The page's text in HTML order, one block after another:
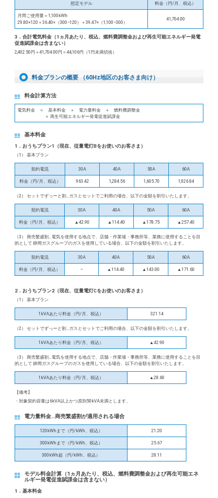
想定モデル 料金（円/月、税込）
月間ご使用量＝1,100kWh
29.80×120＋36.40×（300−120）＋39.47×（1,100−300）
41,704.00
3．合計電気料金（1ヵ月あたり、税込、燃料費調整金および再生可能エネルギー発電
促進賦課金は含まない）
2,402.50円＋41,704.00円＝44,106円（1円未満切捨）
料金プランの概要 （60Hz地区のお客さま向け）
料金計算方法
電気料金 ＝ 基本料金 ＋ 電力量料金 ＋ 燃料費調整金
＋ 再生可能エネルギー発電促進賦課金
基本料金
1．おうちプラン1（現在、従量電灯Bをお使いのお客さま）
（1） 基本プラン
契約電流 30A 40A 50A 60A
料金（円/月、税込） 963.42 1,284.56 1,605.70 1,926.84
（2） セットでずっーと割…ガスとセットでご利用の場合、以下の金額を割引いたします。
契約電流 30A 40A 50A 60A
料金（円/月、税込） ▲42.90 ▲114.40 ▲178.75 ▲257.40
（3） 商売繁盛割…電気を使用する地点で、店舗・作業場・事務所等、業務に使用することを目
的として 静岡ガスグループのガスを使用している場合、以下の金額を割引いたします。
契約電流 30A 40A 50A 60A
料金（円/月、税込） − ▲114.40 ▲143.00 ▲171.60
2．おうちプラン2（現在、従量電灯Cをお使いのお客さま）
（1） 基本プラン
1kVAあたり料金（円/月、税込） 321.14
（2） セットでずっーと割…ガスとセットでご利用の場合、以下の金額を割引いたします。
1kVAあたり料金（円/月、税込） ▲42.90
（3） 商売繁盛割…電気を使用する地点で、店舗・作業場・事務所等、業務に使用することを目
的として 静岡ガスグループのガスを使用している場合、以下の金額を割引いたします。
1kVAあたり料金（円/月、税込） ▲28.60
【備考】
・対象契約容量は6kVA以上かつ原則50kVA未満とします。
電力量料金…商売繁盛割が適用される場合
120kWhまで（円/kWh、税込） 21.20
300kWhまで（円/kWh、税込） 25.67
300kWh超（円/kWh、税込） 28.11
モデル料金計算（1ヵ月あたり、税込、燃料費調整金および再生可能エネ
ルギー発電促進賦課金は含まない）
1．基本料金